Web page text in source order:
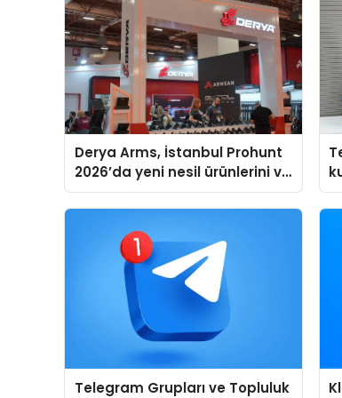
Derya Arms, İstanbul Prohunt
2026’da yeni nesil ürünlerini ve
global marka vizyonunu
sergiledi
Telegram Grupları ve Topluluk